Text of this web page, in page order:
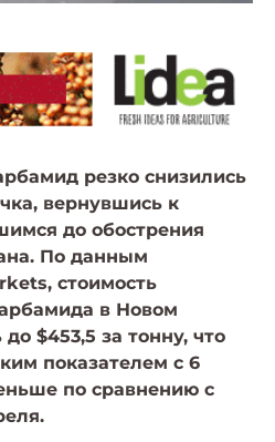
резко снизились
вернувшись к
до обострения
По данным
стоимость
в Новом
$453,5 за тонну, что
показателем с 6
по сравнению с